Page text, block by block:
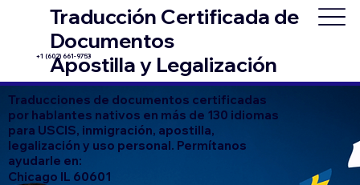
Traducción Certificada de
Documentos
Apostilla y Legalización
+1 (602) 661-9753
Traducciones de documentos certificadas
por hablantes nativos en más de 130 idiomas
para USCIS, inmigración, apostilla,
legalización y uso personal. Permítanos
ayudarle en:
Chicago IL 60601